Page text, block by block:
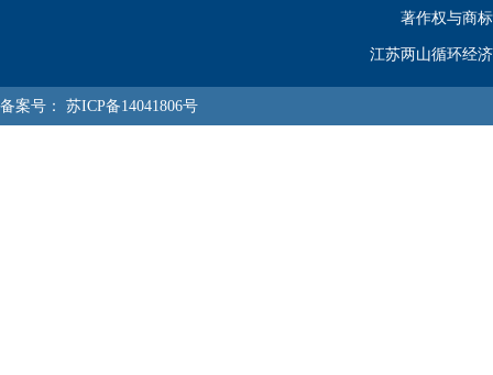
著作权与商
江苏两山循环经
备案号： 苏ICP备14041806号